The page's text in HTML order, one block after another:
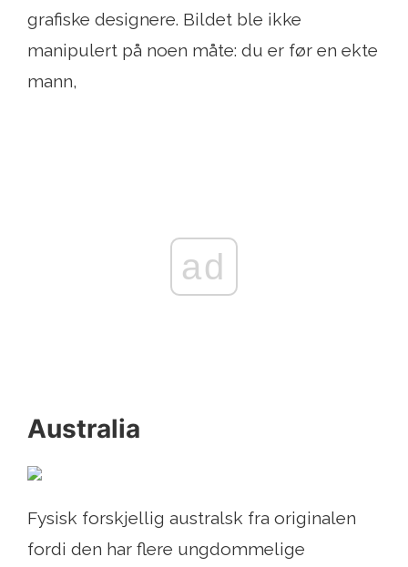
grafiske designere. Bildet ble ikke
manipulert på noen måte: du er før en ekte
mann,
ad
Australia
Fysisk forskjellig australsk fra originalen
fordi den har flere ungdommelige